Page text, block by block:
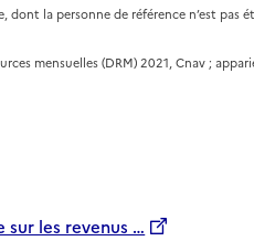
dont la personne de référence n’est pas
mensuelles (DRM) 2021, Cnav ;
sur les revenus …